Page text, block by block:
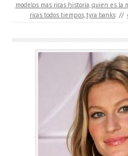
modelos mas ricas historia,quien es la
ricas todos tiempos,tyra banks //